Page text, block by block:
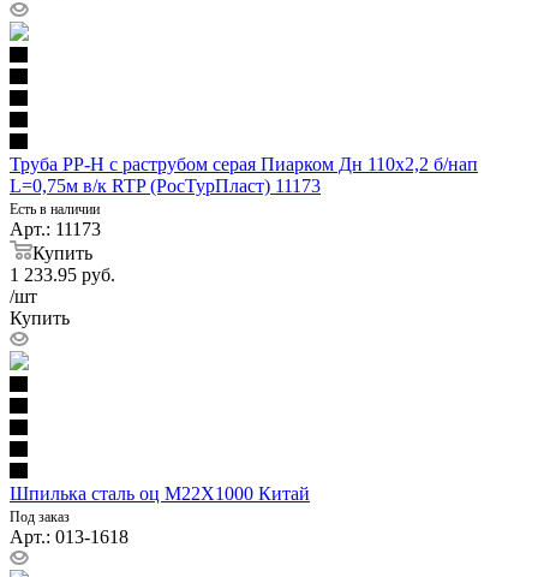
Труба PP-H с раструбом серая Пиарком Дн 110х2,2 б/нап
L=0,75м в/к RTP (РосТурПласт) 11173
Есть в наличии
Арт.: 11173
Купить
1 233.95 руб.
/шт
Купить
Шпилька сталь оц М22Х1000 Китай
Под заказ
Арт.: 013-1618